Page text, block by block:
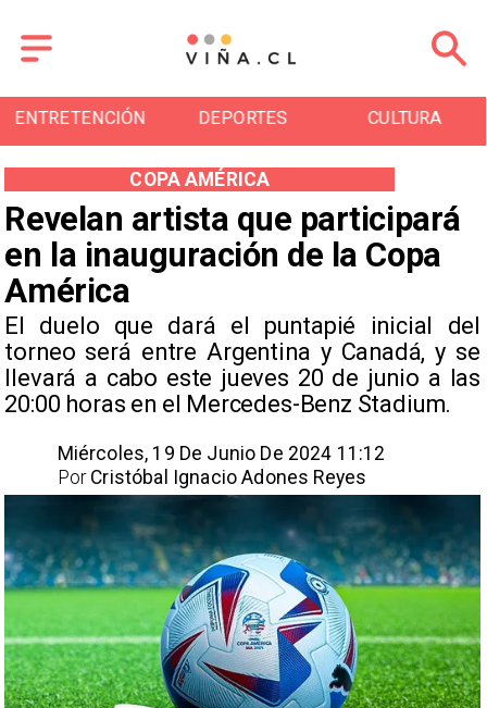
ENTRETENCIÓN DEPORTES CULTURA
Revelan artista que participará
en la inauguración de la Copa
América
El duelo que dará el puntapié inicial del
torneo será entre Argentina y Canadá, y se
llevará a cabo este jueves 20 de junio a las
20:00 horas en el Mercedes-Benz Stadium.
COPA AMÉRICA
Miércoles, 19 De Junio De 2024 11:12
Cristóbal Ignacio Adones Reyes
Por